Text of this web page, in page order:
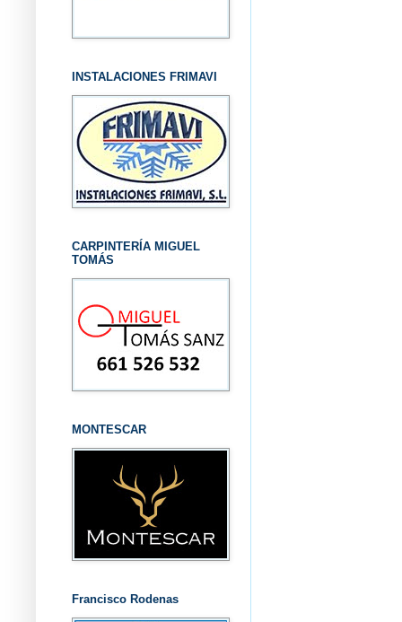
INSTALACIONES FRIMAVI
CARPINTERÍA MIGUEL
TOMÁS
MONTESCAR
Francisco Rodenas